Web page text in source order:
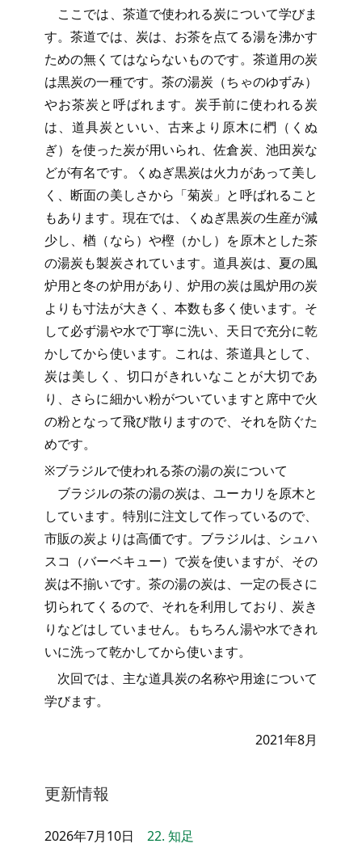
ここでは、茶道で使われる炭について学びま
す。茶道では、炭は、お茶を点てる湯を沸かす
ための無くてはならないものです。茶道用の炭
は黒炭の一種です。茶の湯炭（ちゃのゆずみ）
やお茶炭と呼ばれます。炭手前に使われる炭
は、道具炭といい、古来より原木に椚（くぬ
ぎ）を使った炭が用いられ、佐倉炭、池田炭な
どが有名です。くぬぎ黒炭は火力があって美し
く、断面の美しさから「菊炭」と呼ばれること
もあります。現在では、くぬぎ黒炭の生産が減
少し、楢（なら）や樫（かし）を原木とした茶
の湯炭も製炭されています。道具炭は、夏の風
炉用と冬の炉用があり、炉用の炭は風炉用の炭
よりも寸法が大きく、本数も多く使います。そ
して必ず湯や水で丁寧に洗い、天日で充分に乾
かしてから使います。これは、茶道具として、
炭は美しく、切口がきれいなことが大切であ
り、さらに細かい粉がついていますと席中で火
の粉となって飛び散りますので、それを防ぐた
めです。
※ブラジルで使われる茶の湯の炭について
ブラジルの茶の湯の炭は、ユーカリを原木と
しています。特別に注文して作っているので、
市販の炭よりは高価です。ブラジルは、シュハ
スコ（バーベキュー）で炭を使いますが、その
炭は不揃いです。茶の湯の炭は、一定の長さに
切られてくるので、それを利用しており、炭き
りなどはしていません。もちろん湯や水できれ
いに洗って乾かしてから使います。
次回では、主な道具炭の名称や用途について
学びます。
2021年8月
更新情報
2026年7月10日 22. 知足